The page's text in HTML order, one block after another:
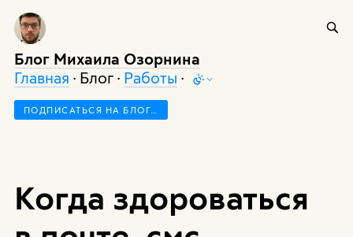
Блог Михаила Озорнина
Главная · Блог · Работы ·
ПОДПИСАТЬСЯ НА БЛОГ…
Когда здороваться